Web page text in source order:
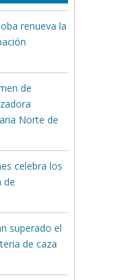
renueva la
de
Norte de
celebra los
de
superado el
de caza